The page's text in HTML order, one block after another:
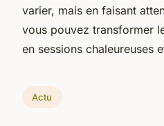
varier, mais en faisant
vous pouvez transformer
en sessions chaleureuses
Actu